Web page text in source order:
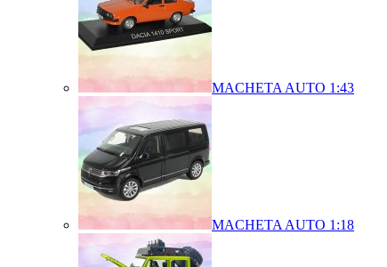
MACHETA AUTO 1:43
MACHETA AUTO 1:18